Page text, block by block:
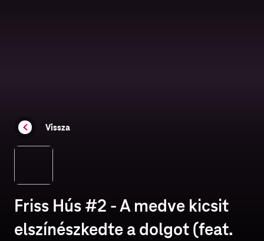
Vissza
Friss Hús #2 - A medve kicsit
elszínészkedte a dolgot (feat.